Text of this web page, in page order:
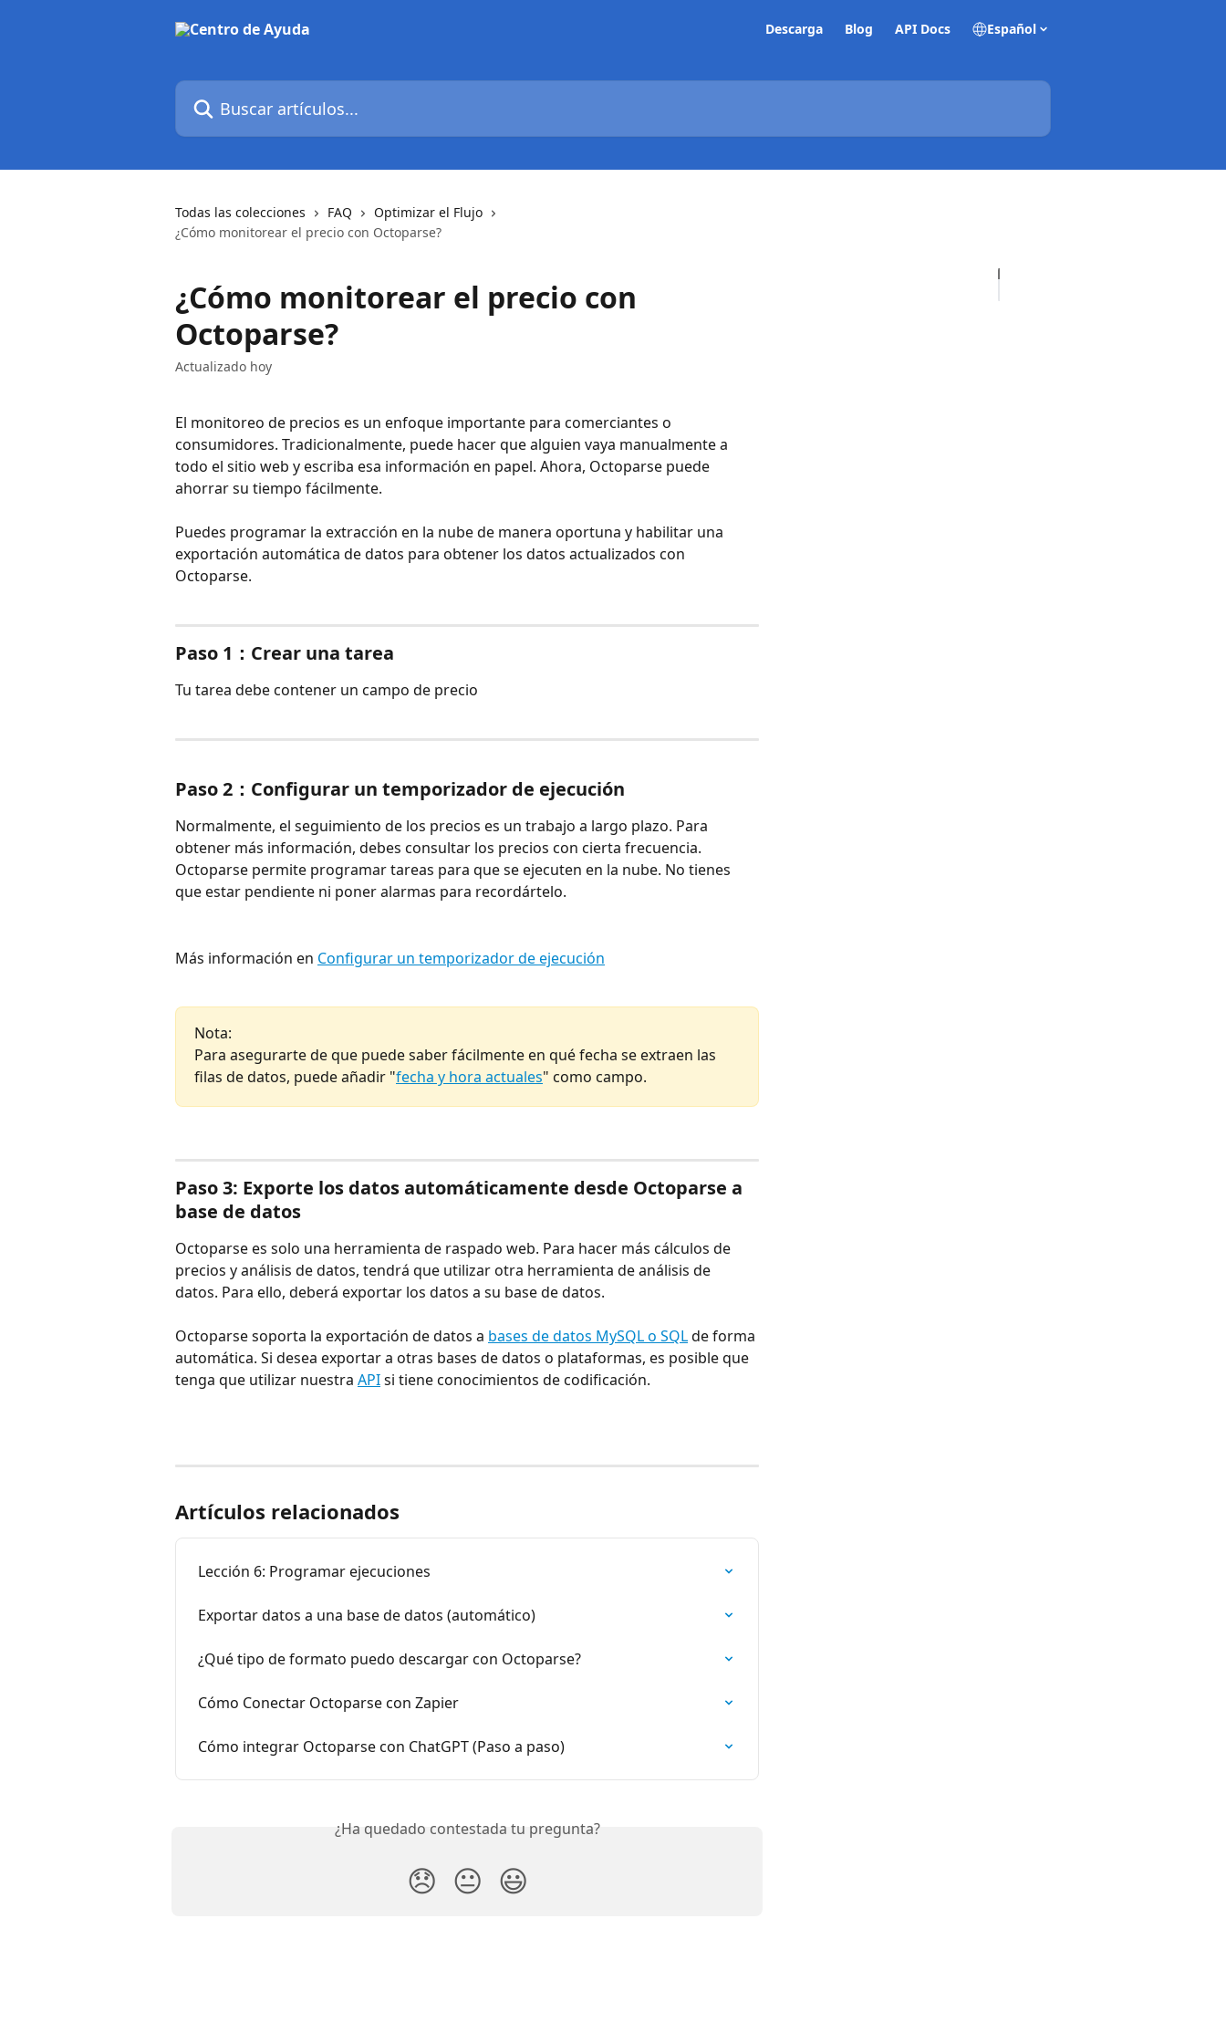
Descarga Blog API Docs Español
Buscar artículos...
Todas las colecciones FAQ
Optimizar el Flujo
¿Cómo monitorear el precio con Octoparse?
¿Cómo monitorear el precio con
Octoparse?
Actualizado hoy
El monitoreo de precios es un enfoque importante para comerciantes o
consumidores. Tradicionalmente, puede hacer que alguien vaya manualmente a
todo el sitio web y escriba esa información en papel. Ahora, Octoparse puede
ahorrar su tiempo fácilmente.
Puedes programar la extracción en la nube de manera oportuna y habilitar una
exportación automática de datos para obtener los datos actualizados con
Octoparse.
Paso 1：Crear una tarea
Tu tarea debe contener un campo de precio
Paso 2：Configurar un temporizador de ejecución
Normalmente, el seguimiento de los precios es un trabajo a largo plazo. Para
obtener más información, debes consultar los precios con cierta frecuencia.
Octoparse permite programar tareas para que se ejecuten en la nube. No tienes
que estar pendiente ni poner alarmas para recordártelo.
Más información en Configurar un temporizador de ejecución
Nota:
Para asegurarte de que puede saber fácilmente en qué fecha se extraen las
filas de datos, puede añadir "fecha y hora actuales" como campo.
Paso 3: Exporte los datos automáticamente desde Octoparse a
base de datos
Octoparse es solo una herramienta de raspado web. Para hacer más cálculos de
precios y análisis de datos, tendrá que utilizar otra herramienta de análisis de
datos. Para ello, deberá exportar los datos a su base de datos.
Octoparse soporta la exportación de datos a bases de datos MySQL o SQL de forma
automática. Si desea exportar a otras bases de datos o plataformas, es posible que
tenga que utilizar nuestra API si tiene conocimientos de codificación.
Artículos relacionados
Lección 6: Programar ejecuciones
Exportar datos a una base de datos (automático)
¿Qué tipo de formato puedo descargar con Octoparse?
Cómo Conectar Octoparse con Zapier
Cómo integrar Octoparse con ChatGPT (Paso a paso)
¿Ha quedado contestada tu pregunta?
😞 😐 😃